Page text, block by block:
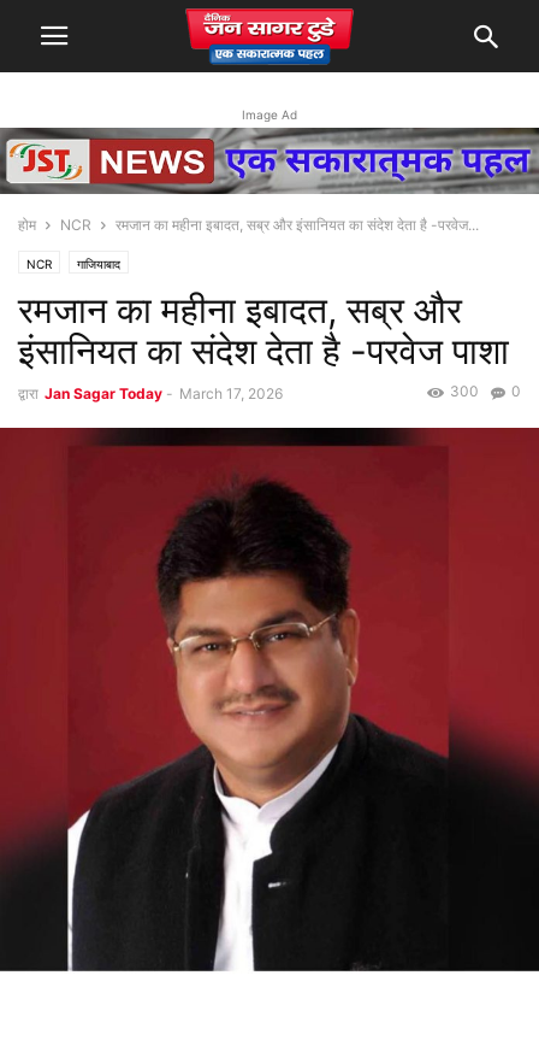
Image Ad
होम NCR रमजान का महीना इबादत, सब्र और इंसानियत का संदेश देता है -परवेज...
NCR गाजियाबाद
रमजान का महीना इबादत, सब्र और
इंसानियत का संदेश देता है -परवेज पाशा
द्वारा Jan Sagar Today - March 17, 2026 0
300